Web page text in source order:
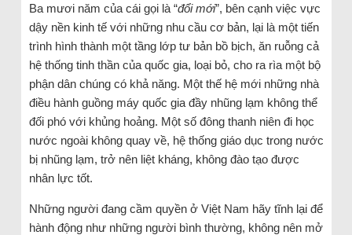
Ba mươi năm của cái gọi là “đổi mới”, bên cạnh việc vực
dậy nền kinh tế với những nhu cầu cơ bản, lại là một tiến
trình hình thành một tầng lớp tư bản bồ bịch, ăn ruỗng cả
hệ thống tinh thần của quốc gia, loại bỏ, cho ra rìa một bộ
phận dân chúng có khả năng. Một thế hệ mới những nhà
điều hành guồng máy quốc gia đầy nhũng lạm không thể
đối phó với khủng hoảng. Một số đông thanh niên đi học
nước ngoài không quay về, hệ thống giáo dục trong nước
bị nhũng lạm, trở nên liệt kháng, không đào tạo được
nhân lực tốt.
Những người đang cầm quyền ở Việt Nam hãy tĩnh lại để
hành động như những người bình thường, không nên mở